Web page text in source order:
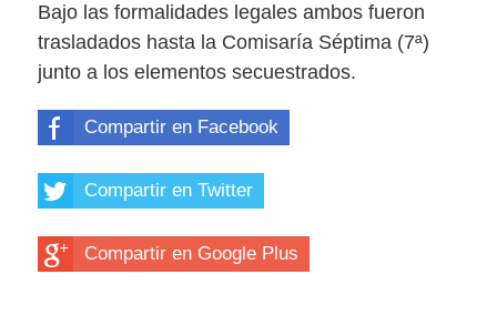
Bajo las formalidades legales ambos fueron
trasladados hasta la Comisaría Séptima (7ª)
junto a los elementos secuestrados.
Compartir en Facebook
Compartir en Twitter
Compartir en Google Plus